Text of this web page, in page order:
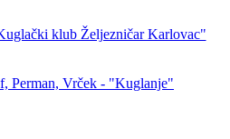
klub Željezničar Karlovac"
Perman, Vrček - "Kuglanje"